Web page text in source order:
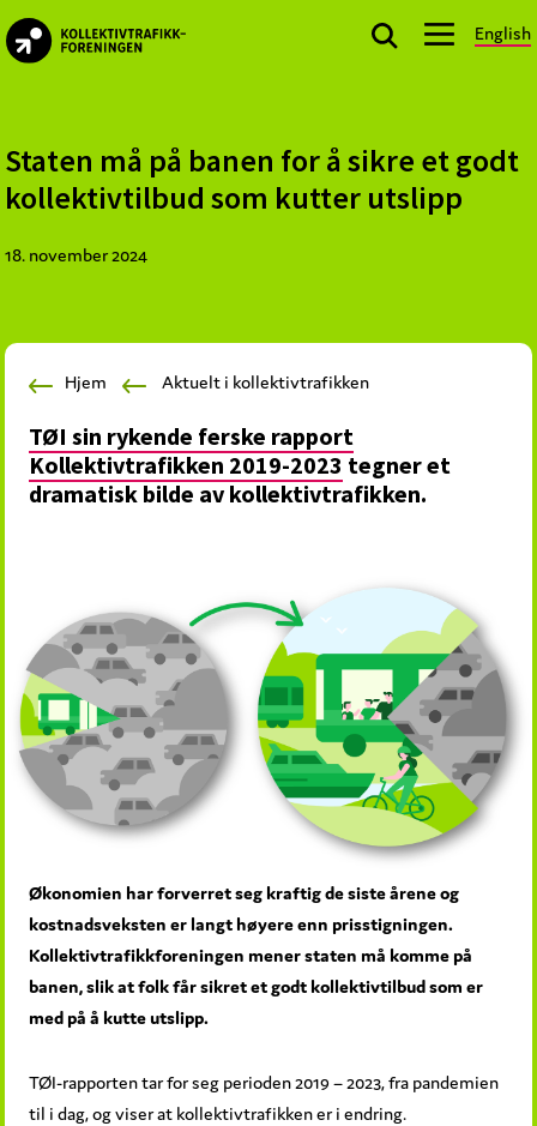
Skip
to
Skip
to
Skip
to
English
offentlige
aktører
planlegger,
kollektivtrafikk-
mobilitetstjenester
Staten må på banen for å sikre et godt
kollektivtilbud som kutter utslipp
18. november 2024
Hjem Aktuelt i kollektivtrafikken
TØI sin rykende ferske rapport
Kollektivtrafikken 2019-2023 tegner et
dramatisk bilde av kollektivtrafikken.
Økonomien har forverret seg kraftig de siste årene og
kostnadsveksten er langt høyere enn prisstigningen.
Kollektivtrafikkforeningen mener staten må komme på
banen, slik at folk får sikret et godt kollektivtilbud som er
med på å kutte utslipp.
TØI-rapporten tar for seg perioden 2019 – 2023, fra pandemien
til i dag, og viser at kollektivtrafikken er i endring.